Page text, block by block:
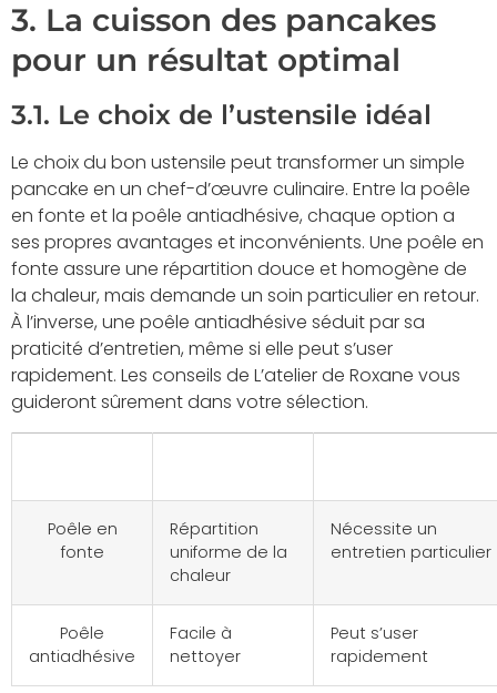
3. La cuisson des pancakes
pour un résultat optimal
3.1. Le choix de l’ustensile idéal
Le choix du bon ustensile peut transformer un simple
pancake en un chef-d’œuvre culinaire. Entre la poêle
en fonte et la poêle antiadhésive, chaque option a
ses propres avantages et inconvénients. Une poêle en
fonte assure une répartition douce et homogène de
la chaleur, mais demande un soin particulier en retour.
À l’inverse, une poêle antiadhésive séduit par sa
praticité d’entretien, même si elle peut s’user
rapidement. Les conseils de L’atelier de Roxane vous
guideront sûrement dans votre sélection.
Poêle en
fonte
Répartition
uniforme de la
chaleur
Nécessite un
entretien particulier
Poêle
antiadhésive
Facile à
nettoyer
Peut s’user
rapidement